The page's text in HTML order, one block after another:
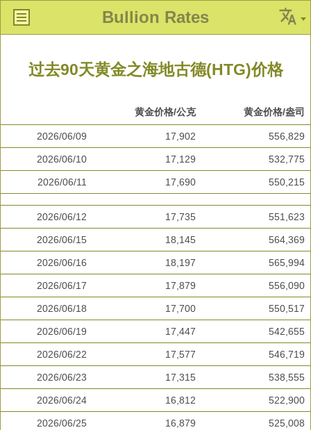
Bullion Rates
过去90天黄金之海地古德(HTG)价格
黄金价格/公克 黄金价格/盎司
2026/06/09 17,902 556,829
2026/06/10 17,129 532,775
2026/06/11 17,690 550,215
2026/06/12 17,735 551,623
2026/06/15 18,145 564,369
2026/06/16 18,197 565,994
2026/06/17 17,879 556,090
2026/06/18 17,700 550,517
2026/06/19 17,447 542,655
2026/06/22 17,577 546,719
2026/06/23 17,315 538,555
2026/06/24 16,812 522,900
2026/06/25 16,879 525,008